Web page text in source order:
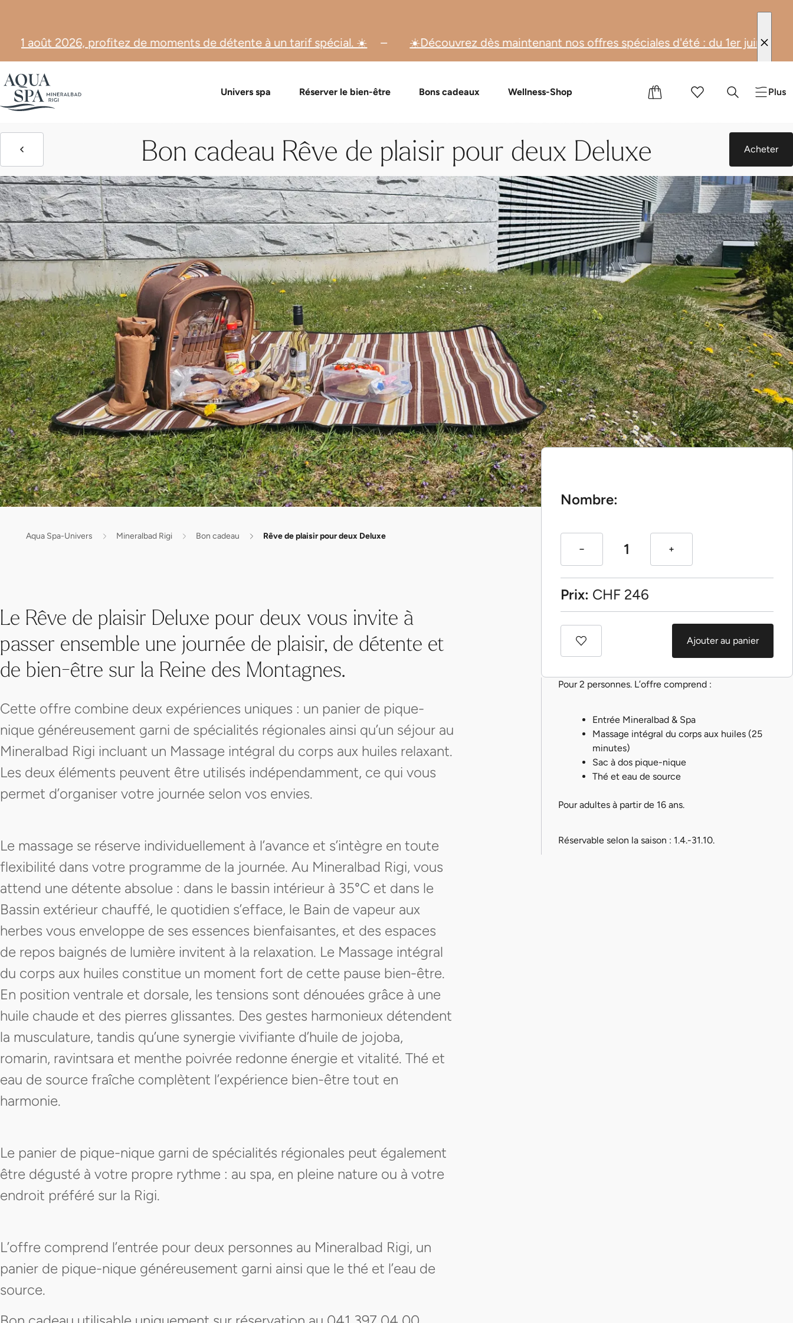
de moments de détente à un tarif spécial. ☀️ ☀️Découvrez dès maintenant nos offres spéciales d'été : du 1er juin au 31 août 2026, profitez
Univers spa Réserver le bien-être
Formules Day Spa Massages et soins Événements
Bons cadeaux
Boutique de bons cadeaux Vérifier un bon cadeau FAQ bons cadeaux
Wellness-Shop Plus
Bon cadeau Rêve de plaisir pour deux Deluxe Acheter
Aqua Spa-Univers Mineralbad Rigi Bon cadeau Rêve de plaisir pour deux Deluxe
Le Rêve de plaisir Deluxe pour deux vous invite à
passer ensemble une journée de plaisir, de détente et
de bien-être sur la Reine des Montagnes.
Cette offre combine deux expériences uniques : un panier de pique-
nique généreusement garni de spécialités régionales ainsi qu’un séjour au
Mineralbad Rigi incluant un Massage intégral du corps aux huiles relaxant.
Les deux éléments peuvent être utilisés indépendamment, ce qui vous
permet d’organiser votre journée selon vos envies.
Le massage se réserve individuellement à l’avance et s’intègre en toute
flexibilité dans votre programme de la journée. Au Mineralbad Rigi, vous
attend une détente absolue : dans le bassin intérieur à 35°C et dans le
Bassin extérieur chauffé, le quotidien s’efface, le Bain de vapeur aux
herbes vous enveloppe de ses essences bienfaisantes, et des espaces
de repos baignés de lumière invitent à la relaxation. Le Massage intégral
du corps aux huiles constitue un moment fort de cette pause bien-être.
En position ventrale et dorsale, les tensions sont dénouées grâce à une
huile chaude et des pierres glissantes. Des gestes harmonieux détendent
la musculature, tandis qu’une synergie vivifiante d’huile de jojoba,
romarin, ravintsara et menthe poivrée redonne énergie et vitalité. Thé et
eau de source fraîche complètent l’expérience bien-être tout en
harmonie.
Le panier de pique-nique garni de spécialités régionales peut également
être dégusté à votre propre rythme : au spa, en pleine nature ou à votre
endroit préféré sur la Rigi.
L’offre comprend l’entrée pour deux personnes au Mineralbad Rigi, un
panier de pique-nique généreusement garni ainsi que le thé et l’eau de
source.
Nombre:
Prix: CHF 246
Ajouter au panier
Pour 2 personnes. L’offre comprend :
Entrée Mineralbad & Spa
Massage intégral du corps aux huiles (25
minutes)
Sac à dos pique-nique
Thé et eau de source
Pour adultes à partir de 16 ans.
Réservable selon la saison : 1.4.-31.10.